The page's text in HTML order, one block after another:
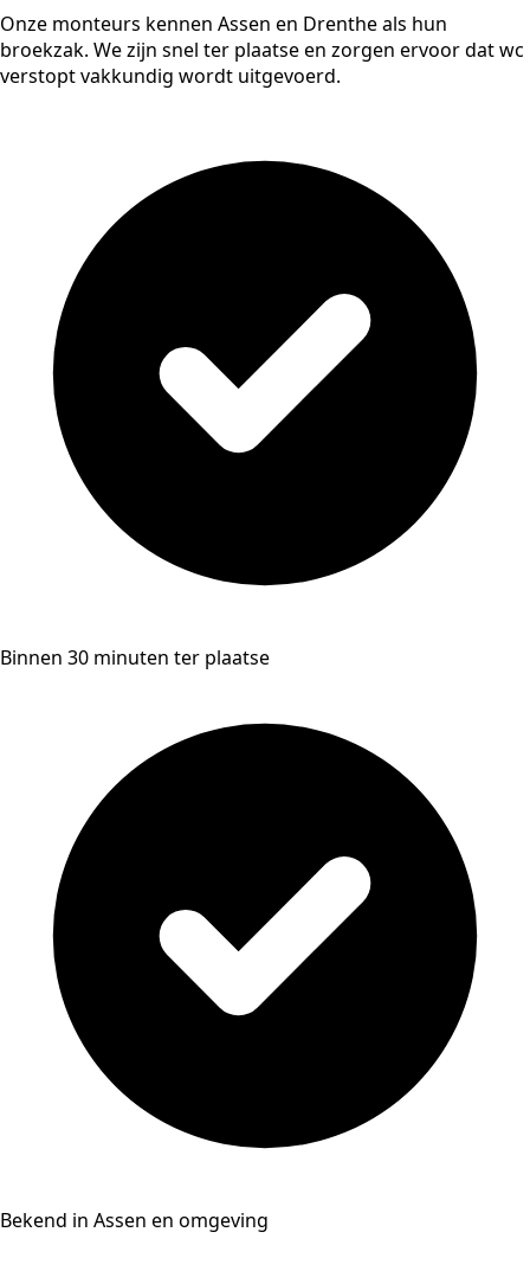
Onze monteurs kennen Assen en Drenthe als hun
broekzak. We zijn snel ter plaatse en zorgen ervoor dat wc
verstopt vakkundig wordt uitgevoerd.
Binnen 30 minuten ter plaatse
Bekend in Assen en omgeving